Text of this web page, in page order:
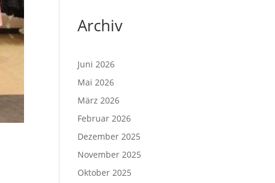
Archiv
Juni 2026
Mai 2026
März 2026
Februar 2026
Dezember 2025
November 2025
Oktober 2025